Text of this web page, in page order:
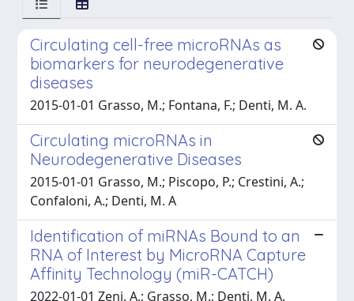
Circulating cell-free microRNAs as
biomarkers for neurodegenerative
diseases
2015-01-01 Grasso, M.; Fontana, F.; Denti, M. A.
Circulating microRNAs in
Neurodegenerative Diseases
2015-01-01 Grasso, M.; Piscopo, P.; Crestini, A.;
Confaloni, A.; Denti, M. A
Identification of miRNAs Bound to an
RNA of Interest by MicroRNA Capture
Affinity Technology (miR-CATCH)
2022-01-01 Zeni, A.; Grasso, M.; Denti, M. A.